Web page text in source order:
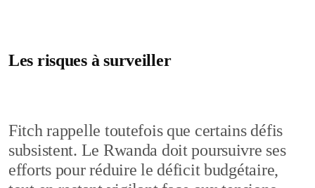
Les risques à surveiller
Fitch rappelle toutefois que certains défis
subsistent. Le Rwanda doit poursuivre ses
efforts pour réduire le déficit budgétaire,